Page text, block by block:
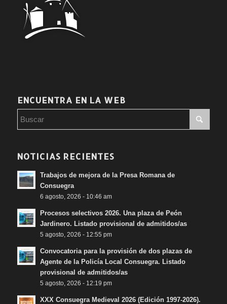
Anuncio de la convocatoria
Audio (RadioConsuegra 107.1)
Síguenos en nuestras redes sociales:
ENCUENTRA EN LA WEB
NOTICIAS RECIENTES
Trabajos de mejora de la Presa Romana de
Consuegra
6 agosto, 2026 - 10:46 am
Procesos selectivos 2026. Una plaza de Peón
Jardinero. Listado provisional de admitidos/as
5 agosto, 2026 - 12:55 pm
Convocatoria para la provisión de dos plazas de
Agente de la Policía Local Consuegra. Listado
provisional de admitidos/as
5 agosto, 2026 - 12:19 pm
XXX Consuegra Medieval 2026 (Edición 1997-2026).